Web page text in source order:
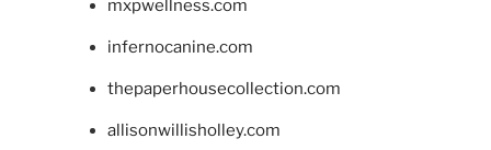
mxpwellness.com
infernocanine.com
thepaperhousecollection.com
allisonwillisholley.com